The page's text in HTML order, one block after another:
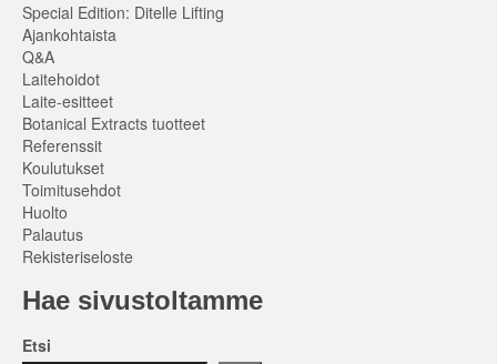
Special Edition: Ditelle Lifting
Ajankohtaista
Q&A
Laitehoidot
Laite-esitteet
Botanical Extracts tuotteet
Referenssit
Koulutukset
Toimitusehdot
Huolto
Palautus
Rekisteriseloste
Hae sivustoltamme
Etsi